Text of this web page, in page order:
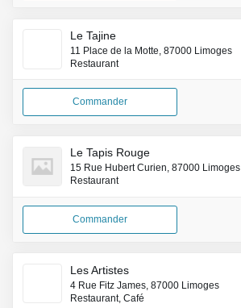
Le Tajine
11 Place de la Motte, 87000 Limoges
Restaurant
Commander
Le Tapis Rouge
15 Rue Hubert Curien, 87000 Limoges
Restaurant
Commander
Les Artistes
4 Rue Fitz James, 87000 Limoges
Restaurant, Café